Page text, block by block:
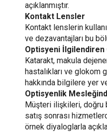
açıklanmıştır.
Kontakt Lensler
Kontakt lenslerin
ve dezavantajları bu
Optisyeni İlgilendiren
Katarakt, makula
hastalıkları ve glokom
hakkında bilgilere yer
Optisyenlik
Müşteri ilişkileri, doğru
satış sonrası
örnek diyaloglarla